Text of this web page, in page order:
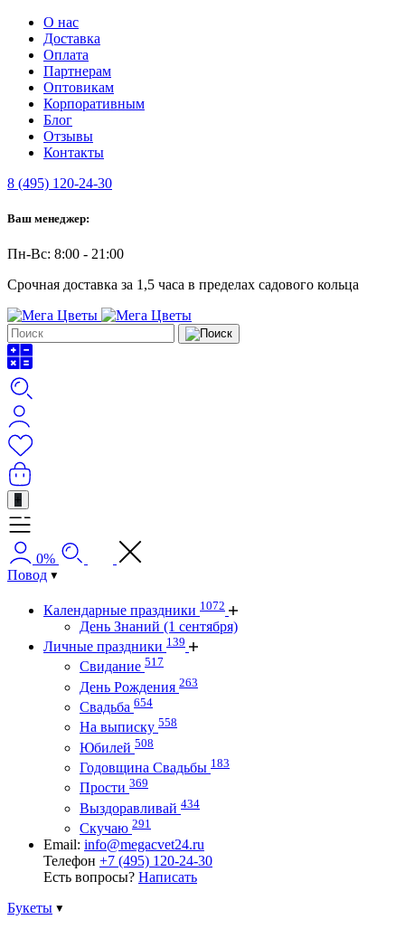
О нас
Доставка
Оплата
Партнерам
Оптовикам
Корпоративным
Блог
Отзывы
Контакты
8 (495) 120-24-30
Ваш менеджер:
Пн-Вс: 8:00 - 21:00
Срочная доставка за 1,5 часа в пределах садового кольца
+
0%
Повод
Календарные праздники 1072
День Знаний (1 сентября)
Личные праздники 139
Свидание 517
День Рождения 263
Свадьба 654
На выписку 558
Юбилей 508
Годовщина Свадьбы 183
Прости 369
Выздоравливай 434
Скучаю 291
Email: info@megacvet24.ru
Телефон +7 (495) 120-24-30
Есть вопросы? Написать
Букеты